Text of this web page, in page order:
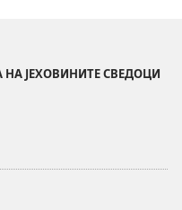
здравје
Библијата
ЈЕХОВИНИТЕ СВЕДОЦИ